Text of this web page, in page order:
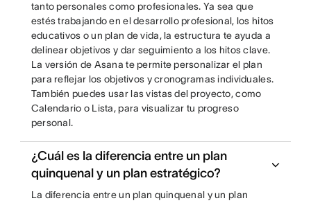
tanto personales como profesionales. Ya sea que
estés trabajando en el desarrollo profesional, los hitos
educativos o un plan de vida, la estructura te ayuda a
delinear objetivos y dar seguimiento a los hitos clave.
La versión de Asana te permite personalizar el plan
para reflejar los objetivos y cronogramas individuales.
También puedes usar las vistas del proyecto, como
Calendario o Lista, para visualizar tu progreso
personal.
¿Cuál es la diferencia entre un plan
quinquenal y un plan estratégico?
La diferencia entre un plan quinquenal y un plan